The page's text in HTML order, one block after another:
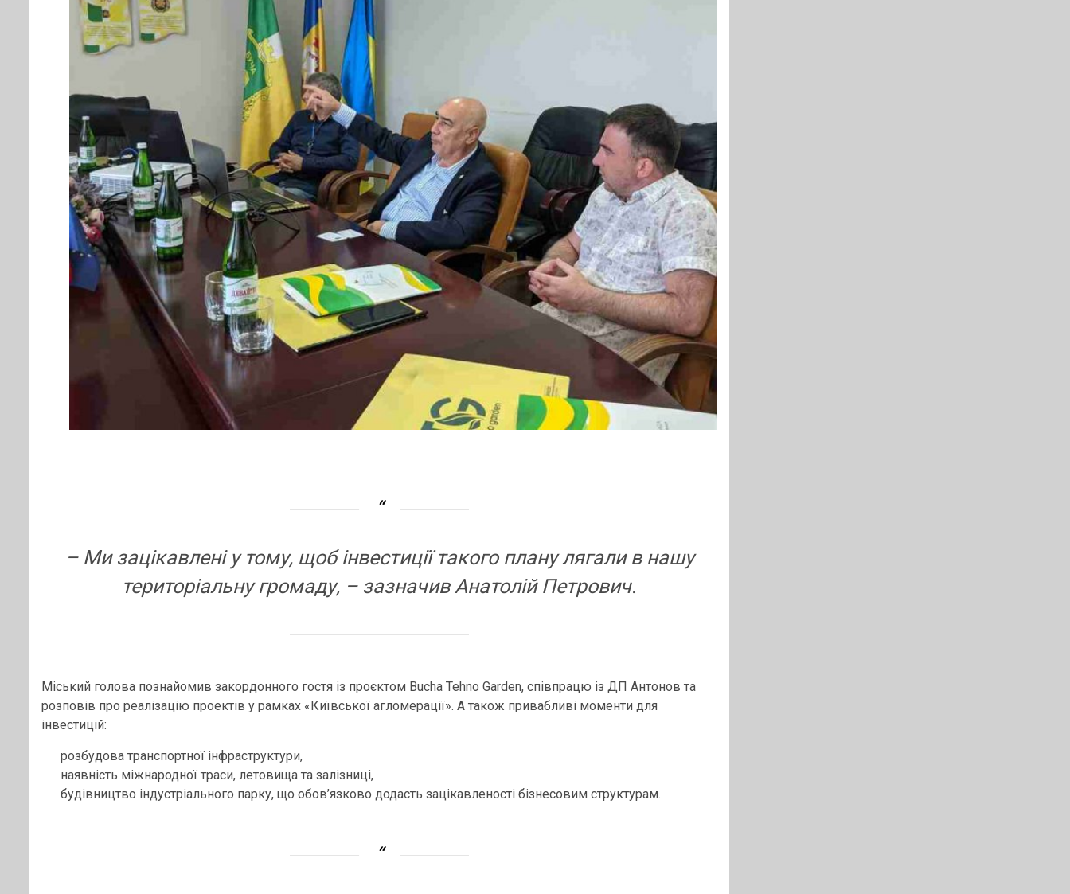
– Ми зацікавлені у тому, щоб інвестиції такого плану лягали в нашу
територіальну громаду, – зазначив Анатолій Петрович.
Міський голова познайомив закордонного гостя із проєктом Bucha Tehno Garden, співпрацю із ДП Антонов та
розповів про реалізацію проектів у рамках «Київської агломерації». А також привабливі моменти для
інвестицій:
розбудова транспортної інфраструктури,
наявність міжнародної траси, летовища та залізниці,
будівництво індустріального парку, що обов’язково додасть зацікавленості бізнесовим структурам.